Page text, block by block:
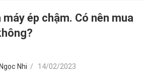
ép chậm. Có nên mua
Ngọc Nhi / 14/02/2023